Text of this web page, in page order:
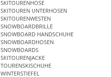
SKITOURENHOSE
SKITOUREN UNTERHOSEN
SKITOURENWESTEN
SNOWBOARDBRILLE
SNOWBOARD HANDSCHUHE
SNOWBOARDHOSEN
SNOWBOARDS
SKITOURENJACKE
TOURENSKISCHUHE
WINTERSTIEFEL